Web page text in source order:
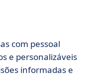
com pessoal
e personalizáveis
informadas e